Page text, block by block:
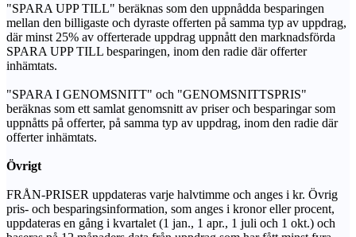
"SPARA UPP TILL" beräknas som den uppnådda besparingen
mellan den billigaste och dyraste offerten på samma typ av uppdrag,
där minst 25% av offerterade uppdrag uppnått den marknadsförda
SPARA UPP TILL besparingen, inom den radie där offerter
inhämtats.
"SPARA I GENOMSNITT" och "GENOMSNITTSPRIS"
beräknas som ett samlat genomsnitt av priser och besparingar som
uppnåtts på offerter, på samma typ av uppdrag, inom den radie där
offerter inhämtats.
Övrigt
FRÅN-PRISER uppdateras varje halvtimme och anges i kr. Övrig
pris- och besparingsinformation, som anges i kronor eller procent,
uppdateras en gång i kvartalet (1 jan., 1 apr., 1 juli och 1 okt.) och